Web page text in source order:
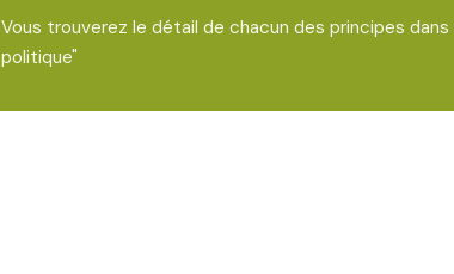
Vous trouverez le détail de chacun des principes
politique"